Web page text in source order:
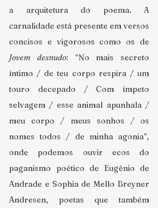
a arquitetura do poema. A
carnalidade está presente em versos
Jovem desnudo: “No mais secreto
íntimo / de teu corpo respira / um
touro decepado / Com ímpeto
selvagem / esse animal apunhala /
meu corpo / meus sonhos / os
nomes todos / de minha agonia”,
onde podemos ouvir ecos do
paganismo poético de Eugênio de
Andrade e Sophia de Mello Breyner
Andresen, poetas que também